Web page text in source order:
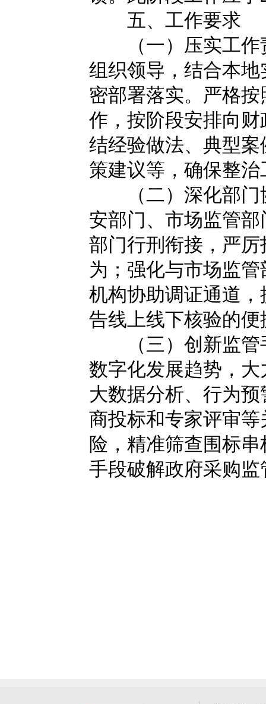
五、工作要求
（一）压实工作
组织领导，结合本
密部署落实。严格
作，按阶段安排向
结经验做法、典型
策建议等，确保整
（二）深化部门
安部门、市场监管
部门行刑衔接，严
为；强化与市场监
机构协助调证通道
告线上线下核验的便
（三）创新监管
数字化发展趋势，
大数据分析、行为
商投标和专家评审
险，精准筛查围标
手段破解政府采购监